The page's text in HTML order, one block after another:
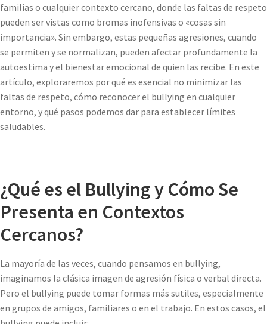
familias o cualquier contexto cercano, donde las faltas de respeto
pueden ser vistas como bromas inofensivas o «cosas sin
importancia». Sin embargo, estas pequeñas agresiones, cuando
se permiten y se normalizan, pueden afectar profundamente la
autoestima y el bienestar emocional de quien las recibe. En este
artículo, exploraremos por qué es esencial no minimizar las
faltas de respeto, cómo reconocer el bullying en cualquier
entorno, y qué pasos podemos dar para establecer límites
saludables.
¿Qué es el Bullying y Cómo Se
Presenta en Contextos
Cercanos?
La mayoría de las veces, cuando pensamos en bullying,
imaginamos la clásica imagen de agresión física o verbal directa.
Pero el bullying puede tomar formas más sutiles, especialmente
en grupos de amigos, familiares o en el trabajo. En estos casos, el